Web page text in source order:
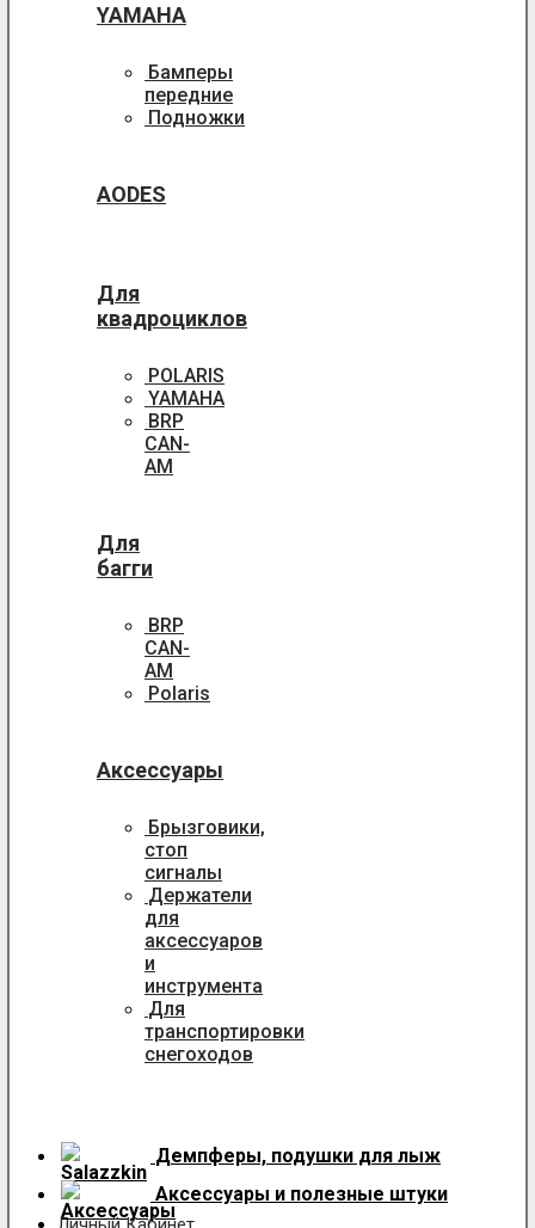
YAMAHA
Бамперы
передние
Подножки
AODES
Для
квадроциклов
POLARIS
YAMAHA
BRP
CAN-
AM
Для
багги
BRP
CAN-
AM
Polaris
Аксессуары
Брызговики,
стоп
сигналы
Держатели
для
аксессуаров
и
инструмента
Для
транспортировки
снегоходов
Демпферы, подушки для лыж
Аксессуары и полезные штуки